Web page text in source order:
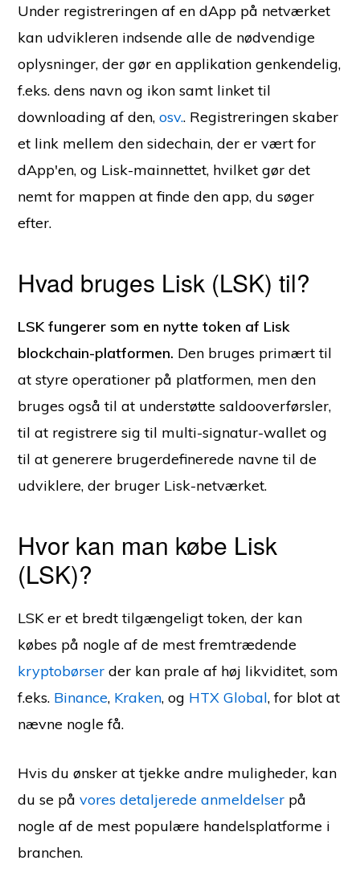
Under registreringen af en dApp på netværket
kan udvikleren indsende alle de nødvendige
oplysninger, der gør en applikation genkendelig,
f.eks. dens navn og ikon samt linket til
downloading af den,osv.. Registreringen skaber
et link mellem den sidechain, der er vært for
dApp'en, og Lisk-mainnettet, hvilket gør det
nemt for mappen at finde den app, du søger
efter.
Hvad bruges Lisk (LSK) til?
LSK fungerer som en nytte token af Lisk
blockchain-platformen. Den bruges primært til
at styre operationer på platformen, men den
bruges også til at understøtte saldooverførsler,
til at registrere sig til multi-signatur-wallet og
til at generere brugerdefinerede navne til de
udviklere, der bruger Lisk-netværket.
Hvor kan man købe Lisk
(LSK)?
LSK er et bredt tilgængeligt token, der kan
købes på nogle af de mest fremtrædende
kryptobørser der kan prale af høj likviditet, som
f.eks. Binance, Kraken, og HTX Global, for blot at
nævne nogle få.
Hvis du ønsker at tjekke andre muligheder, kan
du se påvores detaljerede anmeldelser på
nogle af de mest populære handelsplatforme i
branchen.